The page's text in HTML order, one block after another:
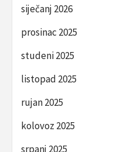
siječanj 2026
prosinac 2025
studeni 2025
listopad 2025
rujan 2025
kolovoz 2025
srpanj 2025